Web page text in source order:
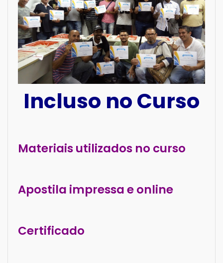
Incluso no Curso
Materiais utilizados no curso
Apostila impressa e online
Certificado